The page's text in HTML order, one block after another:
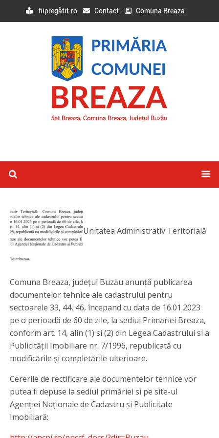
fiipregătit.ro Contact Comuna Breaza
Unitatea Administrativ Teritorială
Comuna Breaza, județul Buzău anunță publicarea
documentelor tehnice ale cadastrului pentru
sectoarele 33, 44, 46, începand cu data de 16.01.2023
pe o perioadă de 60 de zile, la sediul Primăriei Breaza,
conform art. 14, alin (1) si (2) din Legea Cadastrului si a
Publicității Imobiliare nr. 7/1996, republicată cu
modificările și completările ulterioare.
Cererile de rectificare ale documentelor tehnice vor
putea fi depuse la sediul primăriei si pe site-ul
Agenției Naționale de Cadastru și Publicitate
Imobiliară: